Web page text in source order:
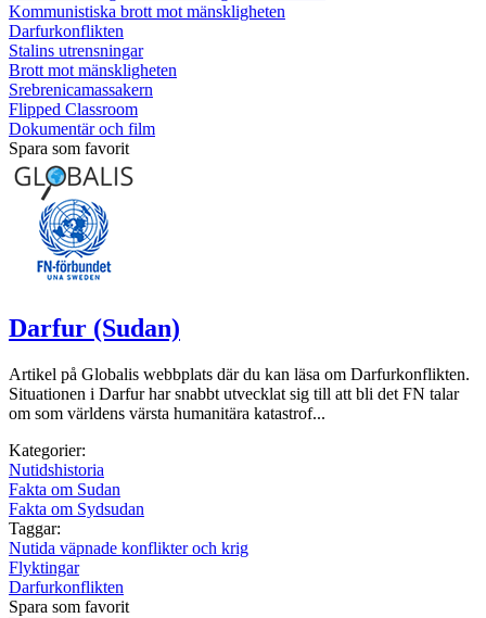
Kommunistiska brott mot mänskligheten
Darfurkonflikten
Stalins utrensningar
Brott mot mänskligheten
Srebrenicamassakern
Flipped Classroom
Dokumentär och film
Spara som favorit
Darfur (Sudan)
Artikel på Globalis webbplats där du kan läsa om Darfurkonflikten.
Situationen i Darfur har snabbt utvecklat sig till att bli det FN talar
om som världens värsta humanitära katastrof...
Kategorier:
Nutidshistoria
Fakta om Sudan
Fakta om Sydsudan
Taggar:
Nutida väpnade konflikter och krig
Flyktingar
Darfurkonflikten
Spara som favorit